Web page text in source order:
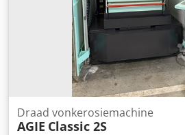
Draad vonkerosiemachine
AGIE Classic 2S